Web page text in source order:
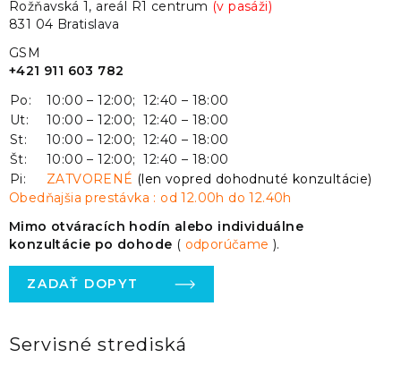
Rožňavská 1, areál R1 centrum (v pasáži)
831 04 Bratislava
GSM
+421 911 603 782
Po:
10:00 – 12:00; 12:40 – 18:00
Ut:
10:00 – 12:00; 12:40 – 18:00
St:
10:00 – 12:00; 12:40 – 18:00
Št:
10:00 – 12:00; 12:40 – 18:00
Pi:
ZATVORENÉ (len vopred dohodnuté konzultácie)
Obedňajšia prestávka : od 12.00h do 12.40h
Mimo otváracích hodín alebo individuálne
konzultácie po dohode ( odporúčame).
ZADAŤ DOPYT
Servisné strediská